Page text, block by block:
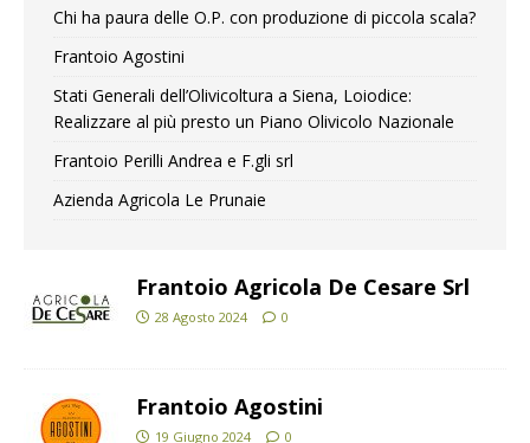
Chi ha paura delle O.P. con produzione di piccola scala?
Frantoio Agostini
Stati Generali dell’Olivicoltura a Siena, Loiodice:
Realizzare al più presto un Piano Olivicolo Nazionale
Frantoio Perilli Andrea e F.gli srl
Azienda Agricola Le Prunaie
Frantoio Agricola De Cesare Srl
28 Agosto 2024 0
Frantoio Agostini
19 Giugno 2024 0